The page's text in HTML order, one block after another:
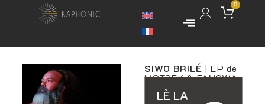
0
SIWO BRILÉ | EP de
MOTSEK & FANSWA
LÈ LA